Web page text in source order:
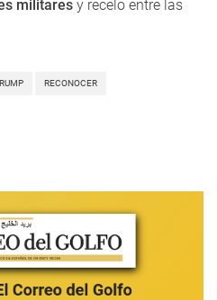
militares y recelo entre las
RECONOCER